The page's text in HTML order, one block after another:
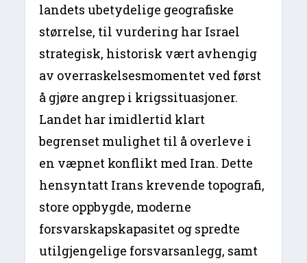
landets ubetydelige geografiske
størrelse, til vurdering har Israel
strategisk, historisk vært avhengig
av overraskelsesmomentet ved først
å gjøre angrep i krigssituasjoner.
Landet har imidlertid klart
begrenset mulighet til å overleve i
en væpnet konflikt med Iran. Dette
hensyntatt Irans krevende topografi,
store oppbygde, moderne
forsvarskapskapasitet og spredte
utilgjengelige forsvarsanlegg, samt